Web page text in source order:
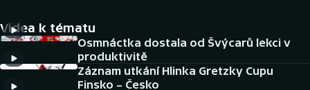
Cyklistika
DALŠÍ SPORTY
Videa k tématu
Osmnáctka dostala od Švýcarů lekci v
produktivitě
Záznam utkání Hlinka Gretzky Cupu
Finsko – Česko